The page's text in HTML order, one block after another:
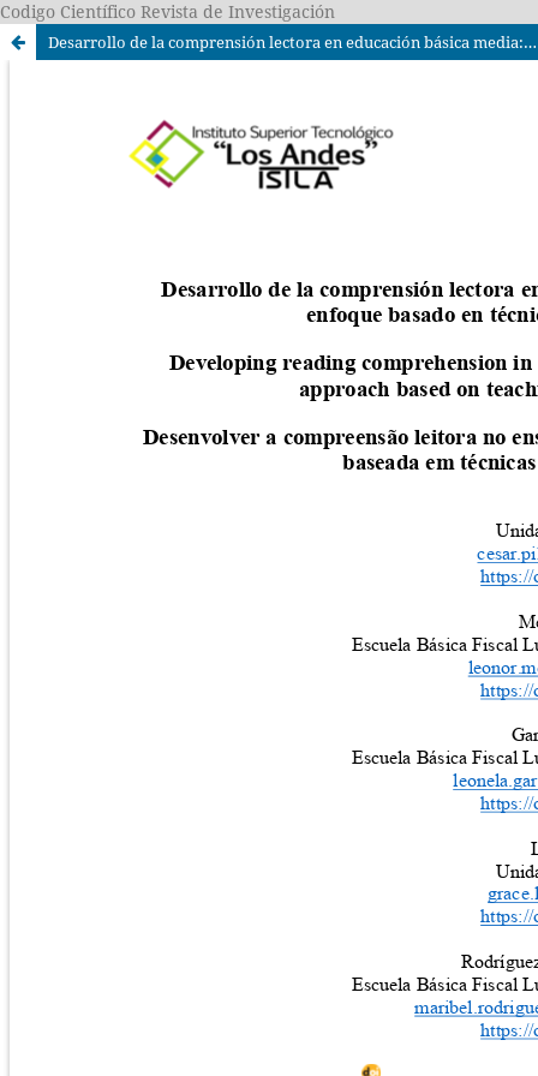
Codigo Científico Revista de Investigación
Desarrollo de la comprensión lectora en educación básica media: un enfoque basado en técnicas didácticas